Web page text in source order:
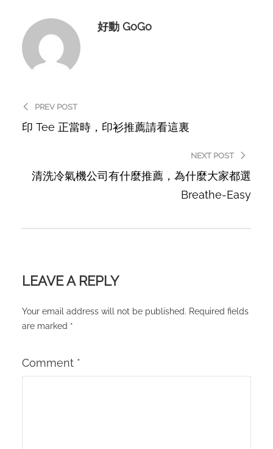
好動 GoGo
PREV POST
印 Tee 正當時，印衫推薦請看這裏
NEXT POST
清洗冷氣機公司有什麼推薦，為什麼大家都選
Breathe-Easy
LEAVE A REPLY
Your email address will not be published. Required fields
are marked *
Comment *